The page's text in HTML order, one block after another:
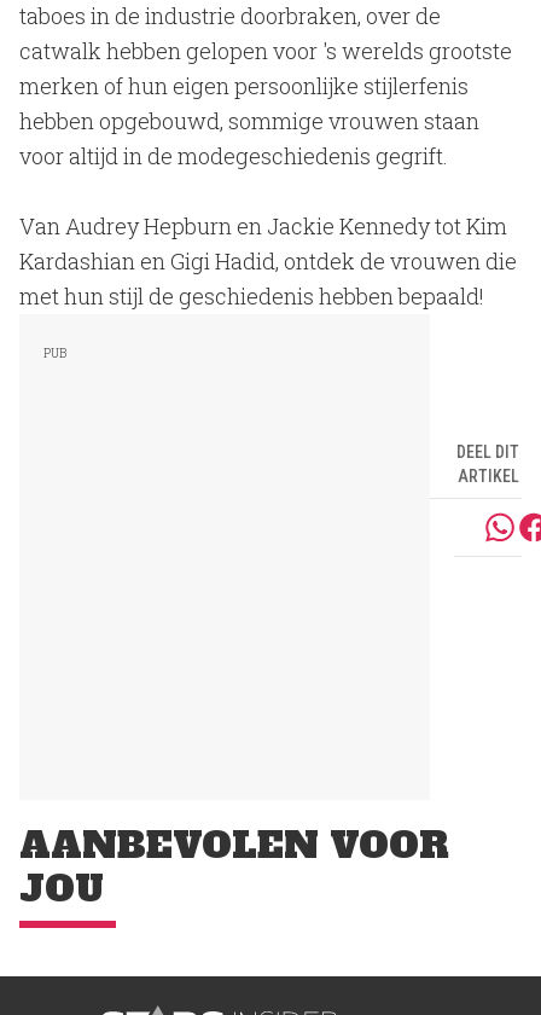
taboes in de industrie doorbraken, over de
catwalk hebben gelopen voor 's werelds grootste
merken of hun eigen persoonlijke stijlerfenis
hebben opgebouwd, sommige vrouwen staan
voor altijd in de modegeschiedenis gegrift.
Van Audrey Hepburn en Jackie Kennedy tot Kim
Kardashian en Gigi Hadid, ontdek de vrouwen die
met hun stijl de geschiedenis hebben bepaald!
DEEL DIT
ARTIKEL
AANBEVOLEN VOOR
JOU